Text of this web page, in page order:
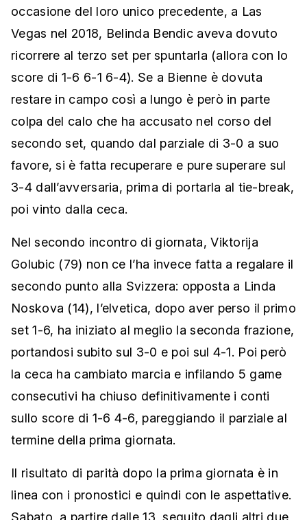
occasione del loro unico precedente, a Las
Vegas nel 2018, Belinda Bendic aveva dovuto
ricorrere al terzo set per spuntarla (allora con lo
score di 1-6 6-1 6-4). Se a Bienne è dovuta
restare in campo così a lungo è però in parte
colpa del calo che ha accusato nel corso del
secondo set, quando dal parziale di 3-0 a suo
favore, si è fatta recuperare e pure superare sul
3-4 dall’avversaria, prima di portarla al tie-break,
poi vinto dalla ceca.
Nel secondo incontro di giornata, Viktorija
Golubic (79) non ce l’ha invece fatta a regalare il
secondo punto alla Svizzera: opposta a Linda
Noskova (14), l’elvetica, dopo aver perso il primo
set 1-6, ha iniziato al meglio la seconda frazione,
portandosi subito sul 3-0 e poi sul 4-1. Poi però
la ceca ha cambiato marcia e infilando 5 game
consecutivi ha chiuso definitivamente i conti
sullo score di 1-6 4-6, pareggiando il parziale al
termine della prima giornata.
Il risultato di parità dopo la prima giornata è in
linea con i pronostici e quindi con le aspettative.